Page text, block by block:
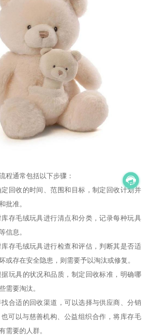
程通常包括以下步骤：
回收的时间、范围和目标，制定回收计划并
批准。
存毛绒玩具进行清点和分类，记录每种玩具
信息。
存毛绒玩具进行检查和评估，判断其是否适
或存在安全隐患，则需要予以淘汰或修复。
玩具的状况和品质，制定回收标准，明确哪
需要淘汰。
合适的回收渠道，可以选择与供应商、分销
可以与慈善机构、公益组织合作，将库存毛
需要的人群。